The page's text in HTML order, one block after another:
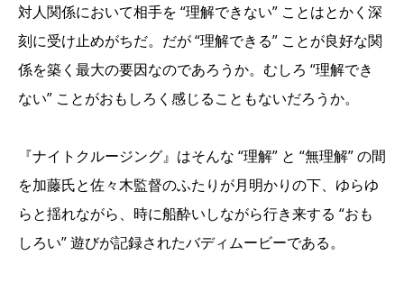
対人関係において相手を “理解できない” ことはとかく深
刻に受け止めがちだ。だが “理解できる” ことが良好な関
係を築く最大の要因なのであろうか。むしろ “理解でき
ない” ことがおもしろく感じることもないだろうか。
『ナイトクルージング』はそんな “理解” と “無理解” の間
を加藤氏と佐々木監督のふたりが月明かりの下、ゆらゆ
らと揺れながら、時に船酔いしながら行き来する “おも
しろい” 遊びが記録されたバディムービーである。